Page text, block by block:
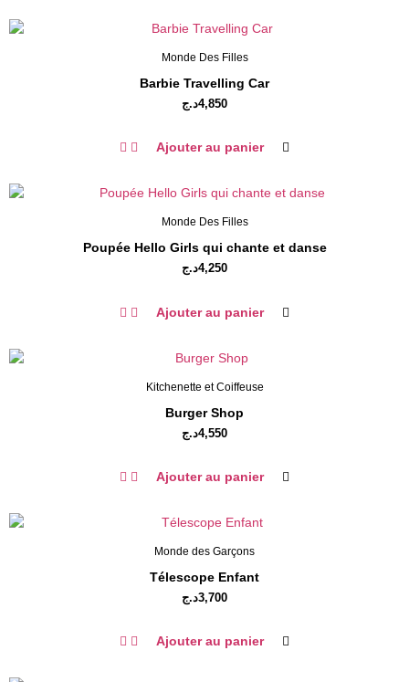
Monde Des Filles
Barbie Travelling Car
4,850د.ج
Ajouter au panier
Monde Des Filles
Poupée Hello Girls qui chante et danse
4,250د.ج
Ajouter au panier
Kitchenette et Coiffeuse
Burger Shop
4,550د.ج
Ajouter au panier
Monde des Garçons
Télescope Enfant
3,700د.ج
Ajouter au panier